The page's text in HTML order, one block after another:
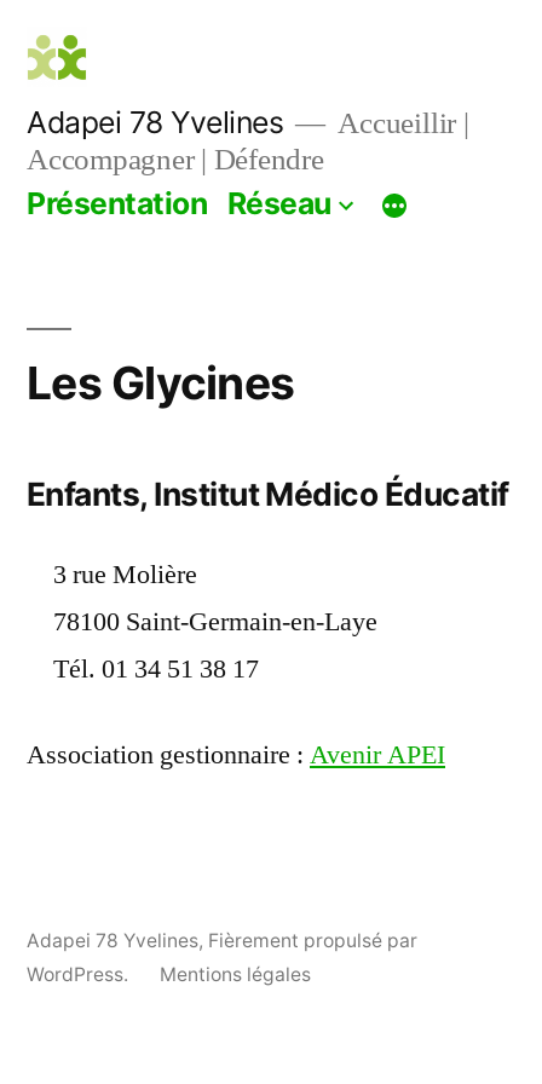
contenu
Adapei 78 Yvelines
Accueillir |
Accompagner | Défendre
Présentation Réseau
Les Glycines
Enfants, Institut Médico Éducatif
3 rue Molière
78100 Saint-Germain-en-Laye
Tél. 01 34 51 38 17
Association gestionnaire : Avenir APEI
Adapei 78 Yvelines, Fièrement propulsé par
WordPress.
Mentions légales